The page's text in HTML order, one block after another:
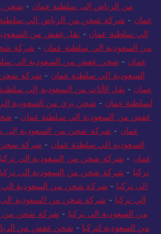
من الرياض إلى سلطنة عمان - شحن
عمان - شركة شحن من الرياض الي
الي سلطنة عمان - نقل عفش من
من السعودية الي سلطنة عمان - شركة
عمان - شحن عفش من السعودية الي
السعودية الي سلطنة عمان - شركة شحن
عمان - نقل الأثاث من السعودية إلى
لسلطنة عمان - شحن بري من السعودية
عفش من السعودية الي سلطنة عمان -
عمان - شركة شحن من السعودية إلى
السعودية الي سلطنة عمان - شركة شحن
عمان - شركة شحن من السعودية الي تركيا
تركيا - شركة شحن من السعودية الي تركيا
الى تركيا - شركة شحن من السعودية الي
الي تركيا - شركة شحن من السعودية الى
من السعودية الي تركيا - شركة شحن من
من السعودية لتركيا - شحن عفش من